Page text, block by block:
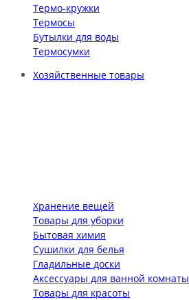
Термо-кружки
Термосы
Бутылки для воды
Термосумки
Хозяйственные товары
Хранение вещей
Товары для уборки
Бытовая химия
Сушилки для белья
Гладильные доски
Аксессуары для ванной комнаты
Товары для красоты